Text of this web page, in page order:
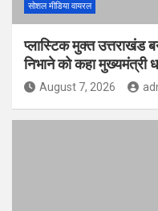
सोशल मीडिया वायरल
प्लास्टिक मुक्त उत्तराखंड
निभाने को कहा मुख्यमंत्री
August 7, 2026